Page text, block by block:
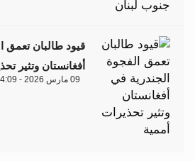
قيود طالبان تعمق
أفغانستان وتثير
09 مارس 2026 - 14:09